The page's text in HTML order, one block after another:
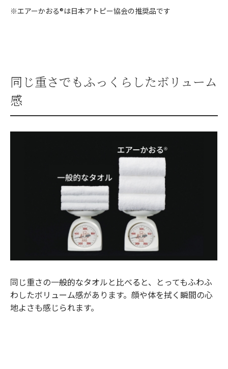
※エアーかおる®︎は日本アトピー協会の推奨品です
同じ重さでもふっくらしたボリューム
感
同じ重さの一般的なタオルと比べると、とってもふわふ
わしたボリューム感があります。顔や体を拭く瞬間の心
地よさも感じられます。